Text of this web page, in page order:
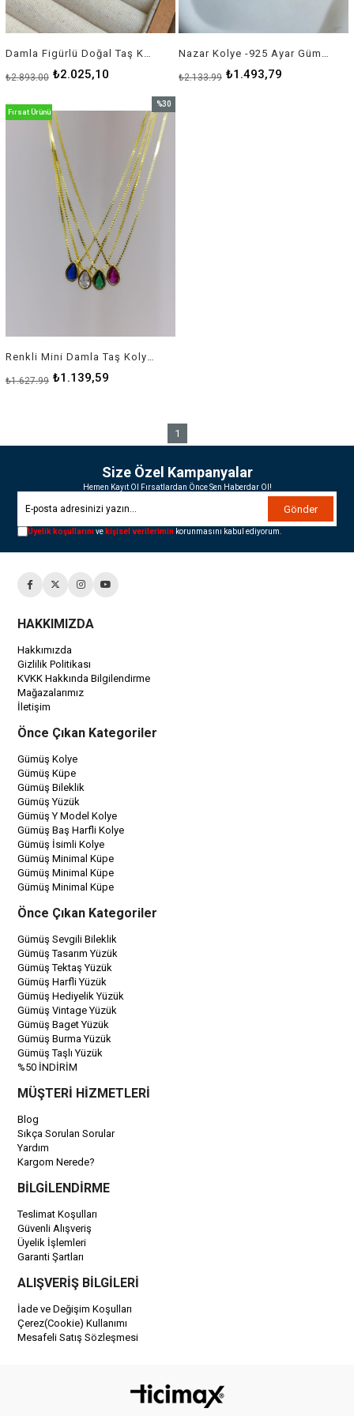
₺2.025,10
₺2.893,00 ₺1.493,79
₺2.133,99
Renkli Mini Damla Taş Kolye - 925 Ayar Gümüş
₺1.139,59
₺1.627,99
%30
İndirim
%30İndirim
Fırsat Ürünü
1
Size Özel Kampanyalar
Hemen Kayıt Ol Fırsatlardan Önce Sen Haberdar Ol!
Gönder
Üyelik koşullarınıve kişisel verilerimin korunmasını kabul ediyorum.
HAKKIMIZDA
Hakkımızda
Gizlilik Politikası
KVKK Hakkında Bilgilendirme
Mağazalarımız
İletişim
Önce Çıkan Kategoriler
Gümüş Kolye
Gümüş Küpe
Gümüş Bileklik
Gümüş Yüzük
Gümüş Y Model Kolye
Gümüş Baş Harfli Kolye
Gümüş İsimli Kolye
Gümüş Minimal Küpe
Gümüş Minimal Küpe
Gümüş Minimal Küpe
Önce Çıkan Kategoriler
Gümüş Sevgili Bileklik
Gümüş Tasarım Yüzük
Gümüş Tektaş Yüzük
Gümüş Harfli Yüzük
Gümüş Hediyelik Yüzük
Gümüş Vintage Yüzük
Gümüş Baget Yüzük
Gümüş Burma Yüzük
Gümüş Taşlı Yüzük
%50 İNDİRİM
MÜŞTERİ HİZMETLERİ
Blog
Sıkça Sorulan Sorular
Yardım
Kargom Nerede?
BİLGİLENDİRME
Teslimat Koşulları
Güvenli Alışveriş
Üyelik İşlemleri
Garanti Şartları
ALIŞVERİŞ BİLGİLERİ
İade ve Değişim Koşulları
Çerez(Cookie) Kullanımı
Mesafeli Satış Sözleşmesi